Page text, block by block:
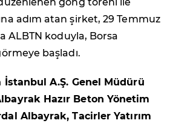
adım atan şirket, 29 Temmuz
ALBTN koduyla, Borsa
başladı.
İstanbul A.Ş. Genel Müdürü
Hazır Beton Yönetim
Albayrak, Tacirler Yatırım